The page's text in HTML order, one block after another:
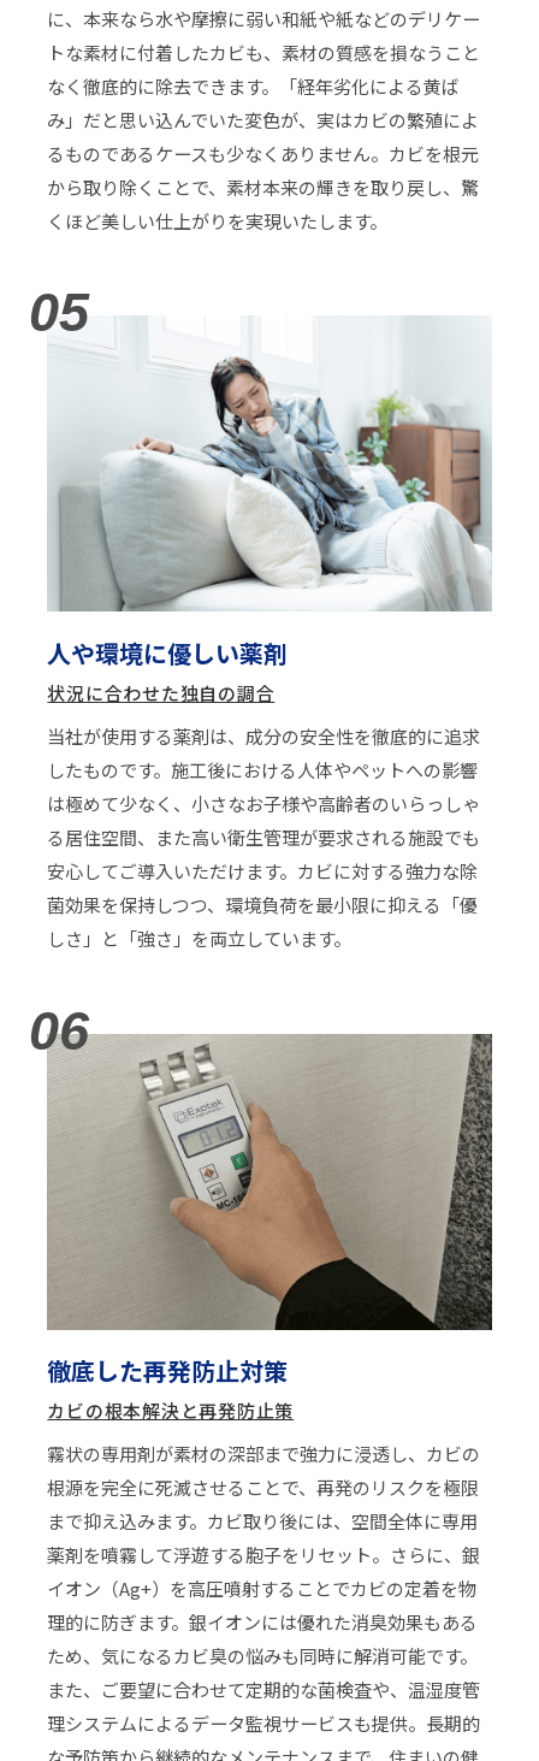
に、本来なら水や摩擦に弱い和紙や紙などのデリケー
トな素材に付着したカビも、素材の質感を損なうこと
なく徹底的に除去できます。「経年劣化による黄ば
み」だと思い込んでいた変色が、実はカビの繁殖によ
るものであるケースも少なくありません。カビを根元
から取り除くことで、素材本来の輝きを取り戻し、驚
くほど美しい仕上がりを実現いたします。
05
人や環境に優しい薬剤
状況に合わせた独自の調合
当社が使用する薬剤は、成分の安全性を徹底的に追求
したものです。施工後における人体やペットへの影響
は極めて少なく、小さなお子様や高齢者のいらっしゃ
る居住空間、また高い衛生管理が要求される施設でも
安心してご導入いただけます。カビに対する強力な除
菌効果を保持しつつ、環境負荷を最小限に抑える「優
しさ」と「強さ」を両立しています。
06
徹底した再発防止対策
カビの根本解決と再発防止策
霧状の専用剤が素材の深部まで強力に浸透し、カビの
根源を完全に死滅させることで、再発のリスクを極限
まで抑え込みます。カビ取り後には、空間全体に専用
薬剤を噴霧して浮遊する胞子をリセット。さらに、銀
イオン（Ag+）を高圧噴射することでカビの定着を物
理的に防ぎます。銀イオンには優れた消臭効果もある
ため、気になるカビ臭の悩みも同時に解消可能です。
また、ご要望に合わせて定期的な菌検査や、温湿度管
理システムによるデータ監視サービスも提供。長期的